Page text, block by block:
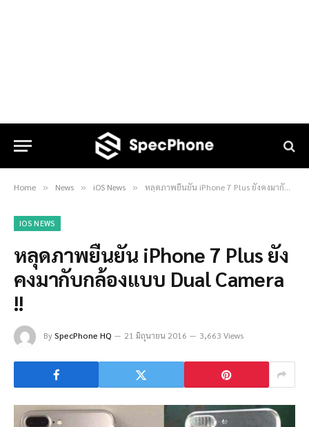
Home » News » iOS News » หลุดภาพยืนยัน iPhone 7 Plus ยังคงมากับกล้องแบบ Dual Camera !!
IOS NEWS
หลุดภาพยืนยัน iPhone 7 Plus ยัง
คงมากับกล้องแบบ Dual Camera
!!
BySpecPhone HQ 21 มิถุนายน 2016 3,663 Views